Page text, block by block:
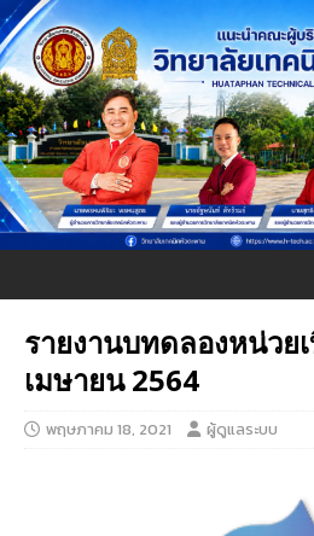
รายงานบทดลองหน่วย
เมษายน 2564
พฤษภาคม 18, 2021 ผู้ดูแลระบบ